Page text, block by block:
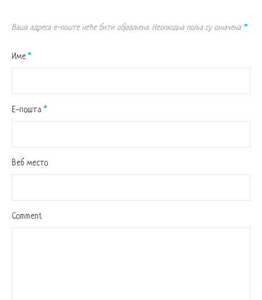
Ваша адреса е-поште неће бити објављена. Неопходна поља су означена *
Име *
Е-пошта *
Веб место
Comment